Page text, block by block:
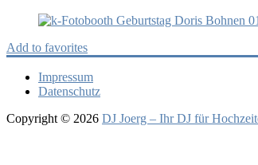
Add to favorites
Impressum
Datenschutz
Copyright © 2026 DJ Joerg – Ihr DJ für